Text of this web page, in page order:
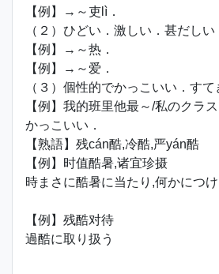
【例】→～吏lì．
（２）ひどい．激しい．甚だしい
【例】→～热．
【例】→～爱．
（３）個性的でかっこいい．すて
【例】我的班里他最～/私のクラ
かっこいい．
【熟語】残cán酷,冷酷,严yán酷
【例】时值酷暑,诸宜珍摄
時まさに酷暑に当たり,何かにつ
【例】残酷对待
過酷に取り扱う